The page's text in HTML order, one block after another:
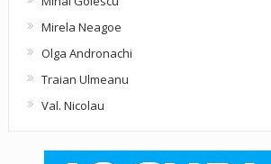
Mirela Neagoe
Olga Andronachi
Traian Ulmeanu
Val. Nicolau